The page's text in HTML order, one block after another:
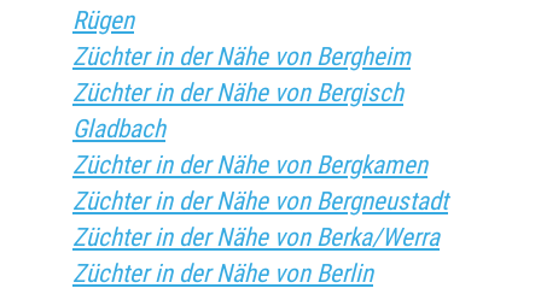
Rügen
Züchter in der Nähe von Bergheim
Züchter in der Nähe von Bergisch
Gladbach
Züchter in der Nähe von Bergkamen
Züchter in der Nähe von Bergneustadt
Züchter in der Nähe von Berka/Werra
Züchter in der Nähe von Berlin